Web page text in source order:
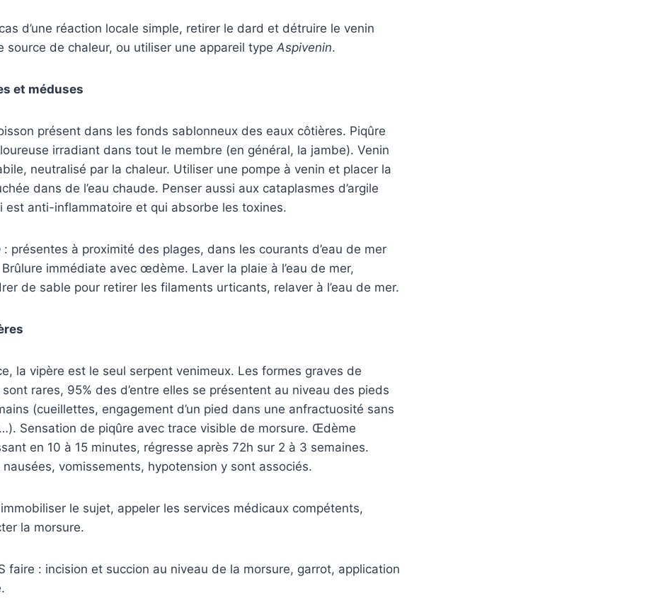
d’une réaction locale simple, retirer le dard et détruire le venin
source de chaleur, ou utiliser une appareil type Aspivenin.
et méduses
présent dans les fonds sablonneux des eaux côtières. Piqûre
irradiant dans tout le membre (en général, la jambe). Venin
neutralisé par la chaleur. Utiliser une pompe à venin et placer la
dans de l’eau chaude. Penser aussi aux cataplasmes d’argile
est anti-inflammatoire et qui absorbe les toxines.
: présentes à proximité des plages, dans les courants d’eau de mer
immédiate avec œdème. Laver la plaie à l’eau de mer,
de sable pour retirer les filaments urticants, relaver à l’eau de mer.
la vipère est le seul serpent venimeux. Les formes graves de
rares, 95% des d’entre elles se présentent au niveau des pieds
(cueillettes, engagement d’un pied dans une anfractuosité sans
Sensation de piqûre avec trace visible de morsure. Œdème
en 10 à 15 minutes, régresse après 72h sur 2 à 3 semaines.
nausées, vomissements, hypotension y sont associés.
le sujet, appeler les services médicaux compétents,
la morsure.
faire : incision et succion au niveau de la morsure, garrot, application